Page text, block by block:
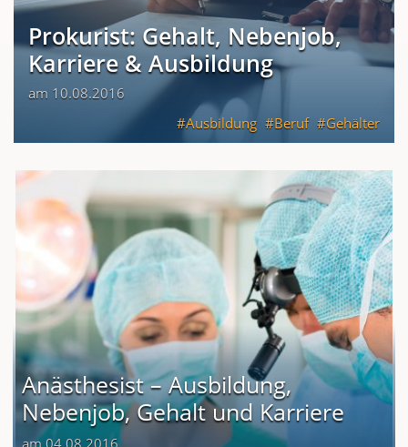
Prokurist: Gehalt, Nebenjob,
Karriere & Ausbildung
am 10.08.2016
Ausbildung
Beruf Gehälter
Anästhesist – Ausbildung,
Nebenjob, Gehalt und Karriere
am 04.08.2016